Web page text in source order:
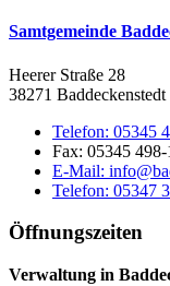
Samtgemeinde
Heerer Straße 28
38271 Baddeckenstedt
Telefon: 05345
Fax: 05345 498-
E-Mail:
Telefon: 05347
Öffnungszeiten
Verwaltung in